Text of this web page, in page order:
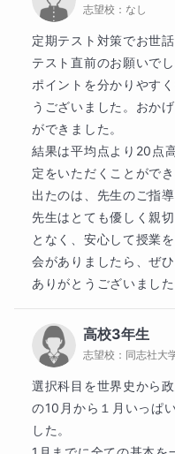
志望校： なし
定期テスト対策でお世話
テスト直前のお願いで
ポイントを分かりやす
うございました。おか
ができました。
結果は平均点より20点
定をいただくことがで
出たのは、先生のご指
先生はとても優しく親
となく、安心して授業
会がありましたら、ぜ
ありがとうございました
高校3年生
志望校： 同志社大
選択科目を世界史から
の10月から１月いっぱ
した。